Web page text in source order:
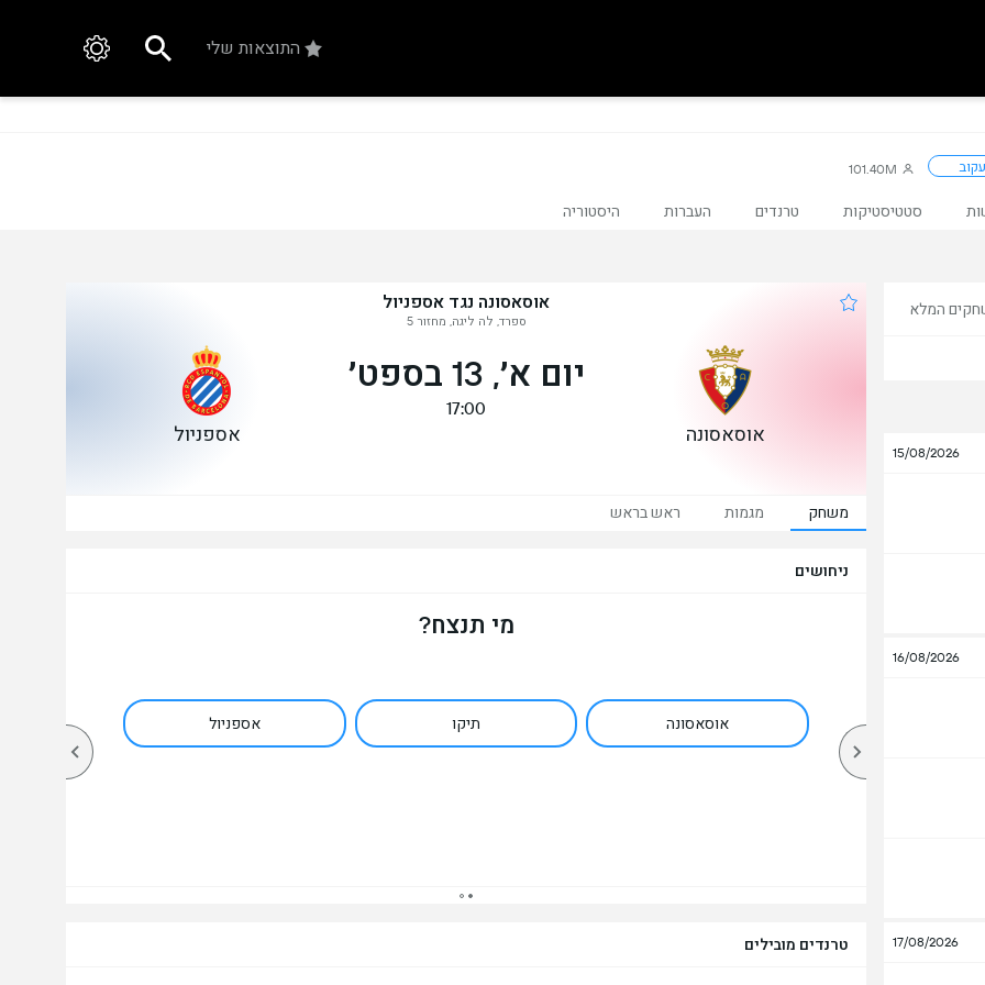
התוצאות שלי
עקוב 101.40M
סטטיסטיקות טרנדים העברות היסטוריה
המלא
15/08/2026
16/08/2026
17/08/2026
אוסאסונה נגד אספניול
ספרד, לה ליגה, מחזור 5
אוסאסונה
יום א׳, 13 בספט׳
17:00
אספניול
משחק מגמות ראש בראש
ניחושים
מי תנצח?
אוסאסונה תיקו אספניול
טרנדים מובילים